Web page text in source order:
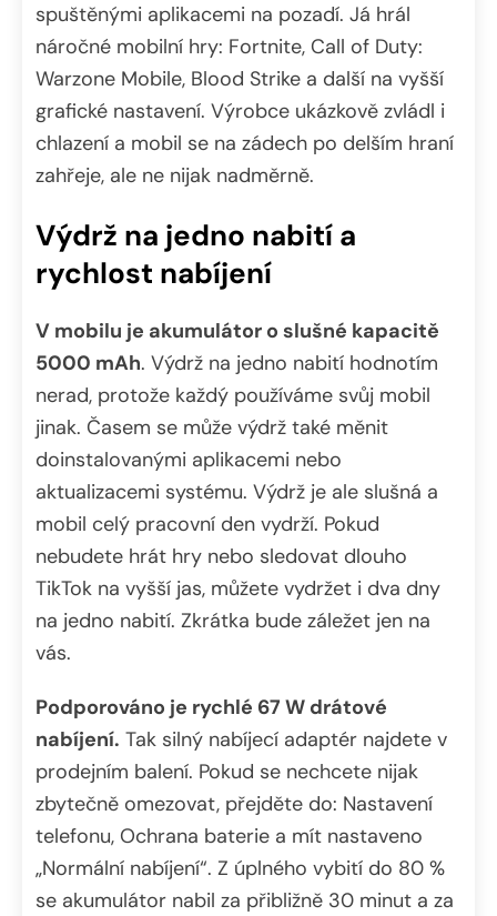
spuštěnými aplikacemi na pozadí. Já hrál
náročné mobilní hry: Fortnite, Call of Duty:
Warzone Mobile, Blood Strike a další na vyšší
grafické nastavení. Výrobce ukázkově zvládl i
chlazení a mobil se na zádech po delším hraní
zahřeje, ale ne nijak nadměrně.
Výdrž na jedno nabití a
rychlost nabíjení
V mobilu je akumulátor o slušné kapacitě
5000 mAh. Výdrž na jedno nabití hodnotím
nerad, protože každý používáme svůj mobil
jinak. Časem se může výdrž také měnit
doinstalovanými aplikacemi nebo
aktualizacemi systému. Výdrž je ale slušná a
mobil celý pracovní den vydrží. Pokud
nebudete hrát hry nebo sledovat dlouho
TikTok na vyšší jas, můžete vydržet i dva dny
na jedno nabití. Zkrátka bude záležet jen na
vás.
Podporováno je rychlé 67 W drátové
nabíjení. Tak silný nabíjecí adaptér najdete v
prodejním balení. Pokud se nechcete nijak
zbytečně omezovat, přejděte do: Nastavení
telefonu, Ochrana baterie a mít nastaveno
„Normální nabíjení“. Z úplného vybití do 80 %
se akumulátor nabil za přibližně 30 minut a za